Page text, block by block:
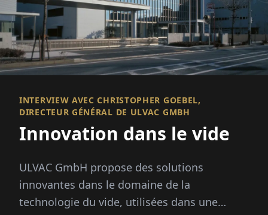
INTERVIEW AVEC CHRISTOPHER GOEBEL,
DIRECTEUR GÉNÉRAL DE ULVAC GMBH
Innovation dans le vide
ULVAC GmbH propose des solutions
innovantes dans le domaine de la
technologie du vide, utilisées dans une